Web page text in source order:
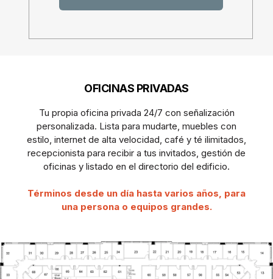
OFICINAS PRIVADAS
Tu propia oficina privada 24/7 con señalización
personalizada. Lista para mudarte, muebles con
estilo, internet de alta velocidad, café y té ilimitados,
recepcionista para recibir a tus invitados, gestión de
oficinas y listado en el directorio del edificio.
Términos desde un día hasta varios años, para
una persona o equipos grandes.